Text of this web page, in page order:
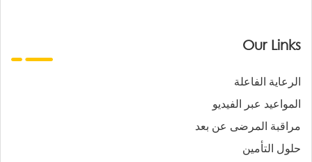
Our Links
الرعاية الفاعلة
المواعيد عبر الفيديو
مراقبة المرضى عن بعد
حلول التأمين